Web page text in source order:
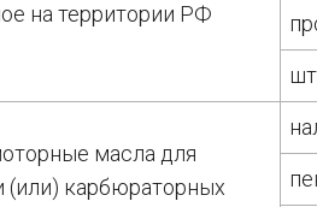
на территории РФ
масла для
(или) карбюраторных